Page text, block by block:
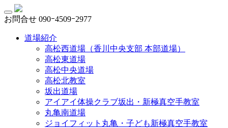
お問合せ 090ｰ4509ｰ2977
道場紹介
高松西道場（香川中央支部 本部道場）
高松東道場
高松中央道場
高松北教室
坂出道場
アイアイ体操クラブ坂出・新極真空手教室
丸亀南道場
ジョイフィット丸亀・子ども新極真空手教室